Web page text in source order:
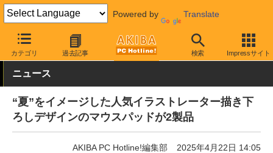
Powered by Translate
カテゴリ 過去記事 検索 Impressサイト
AKIBA PC Hotline! PC周辺機器 マウスパッド その他
ニュース
“夏”をイメージした人気イラストレーター描き下
ろしデザインのマウスパッドが2製品
AKIBA PC Hotline!編集部 2025年4月22日 14:05